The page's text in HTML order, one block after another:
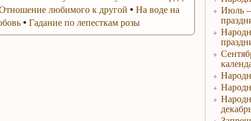
любимого к другой • На воде на
• Гадание по лепесткам розы
Июль –